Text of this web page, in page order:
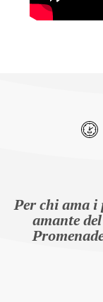
Per chi ama i
amante